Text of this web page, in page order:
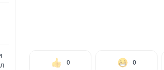
0 0